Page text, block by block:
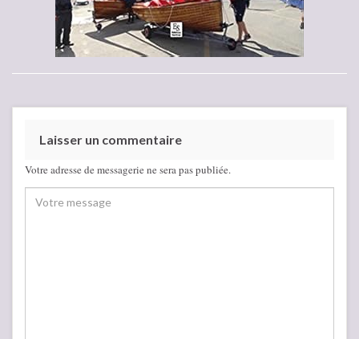
Laisser un commentaire
Votre adresse de messagerie ne sera pas publiée.